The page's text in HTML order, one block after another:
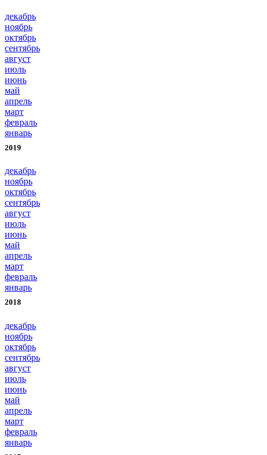
декабрь
ноябрь
октябрь
сентябрь
август
июль
июнь
май
апрель
март
февраль
январь
2019
декабрь
ноябрь
октябрь
сентябрь
август
июль
июнь
май
апрель
март
февраль
январь
2018
декабрь
ноябрь
октябрь
сентябрь
август
июль
июнь
май
апрель
март
февраль
январь